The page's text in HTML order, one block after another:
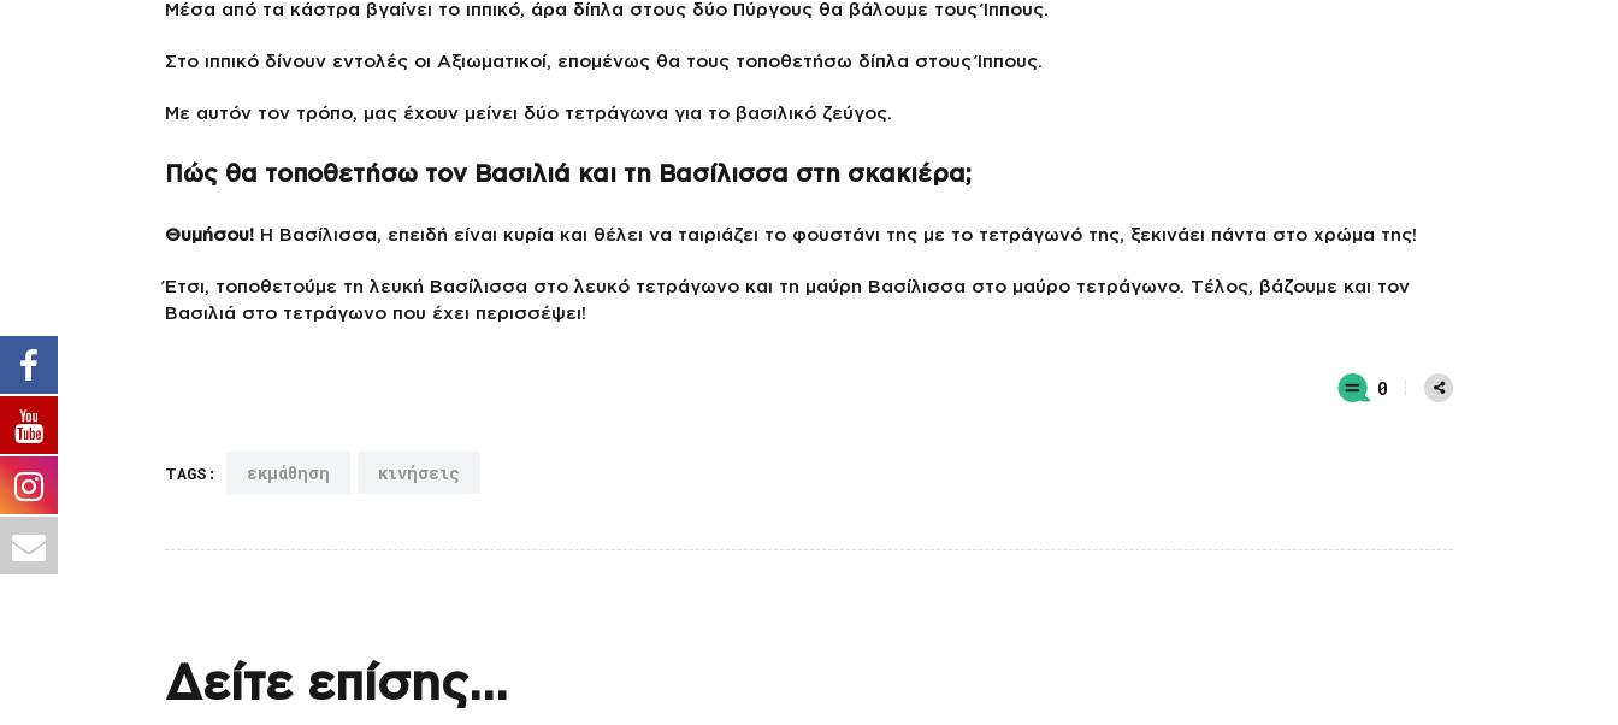
Μέσα από τα κάστρα βγαίνει το ιππικό, άρα δίπλα στους δύο Πύργους θα βάλουμε τους Ίππους.
Στο ιππικό δίνουν εντολές οι Αξιωματικοί, επομένως θα τους τοποθετήσω δίπλα στους Ίππους.
Με αυτόν τον τρόπο, μας έχουν μείνει δύο τετράγωνα για το βασιλικό ζεύγος.
Πώς θα τοποθετήσω τον Βασιλιά και τη Βασίλισσα στη σκακιέρα;
Θυμήσου! Η Βασίλισσα, επειδή είναι κυρία και θέλει να ταιριάζει το φουστάνι της με το τετράγωνό της, ξεκινάει πάντα στο χρώμα της!
Έτσι, τοποθετούμε τη λευκή Βασίλισσα στο λευκό τετράγωνο και τη μαύρη Βασίλισσα στο μαύρο τετράγωνο. Τέλος, βάζουμε και τον
Βασιλιά στο τετράγωνο που έχει περισσέψει!
0
TAGS: εκμάθηση κινήσεις
Δείτε επίσης...